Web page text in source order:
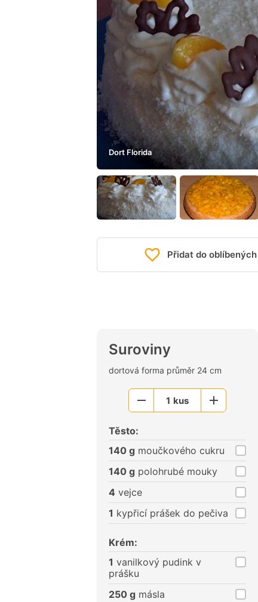
Dort Florida
Přidat do oblíbených
Suroviny
dortová forma průměr 24 cm
1 kus
Větší
Těsto:
140 g moučkového cukru
140 g polohrubé mouky
4 vejce
1 kypřicí prášek do pečiva
Krém:
1 vanilkový pudink v
prášku
250 g másla